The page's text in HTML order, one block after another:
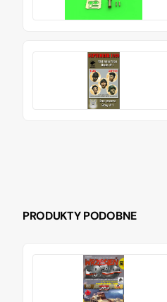
PRODUKTY PODOBNE